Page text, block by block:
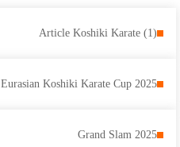
Article Koshiki Karate (1)
Eurasian Koshiki Karate Cup 2025
Grand Slam 2025